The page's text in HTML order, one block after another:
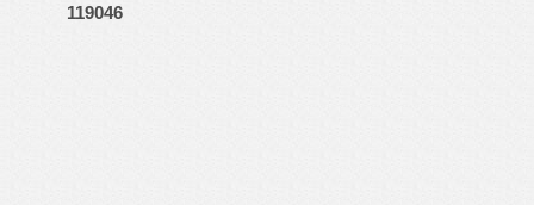
119046